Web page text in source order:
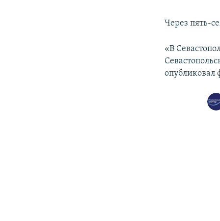
Через пять-
«В